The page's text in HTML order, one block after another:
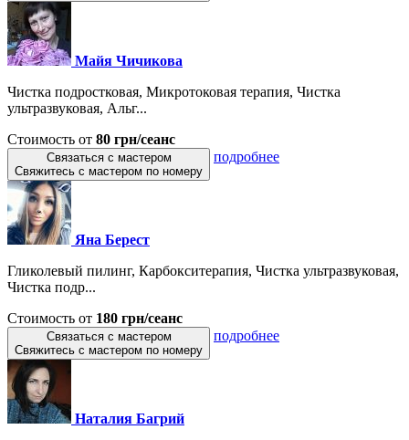
Майя Чичикова
Чистка подростковая, Микротоковая терапия, Чистка
ультразвуковая, Альг...
Стоимость от 80 грн/сеанс
Связаться с мастером
Свяжитесь с мастером по номеру
подробнее
Яна Берест
Гликолевый пилинг, Карбокситерапия, Чистка ультразвуковая,
Чистка подр...
Стоимость от 180 грн/сеанс
Связаться с мастером
Свяжитесь с мастером по номеру
подробнее
Наталия Багрий